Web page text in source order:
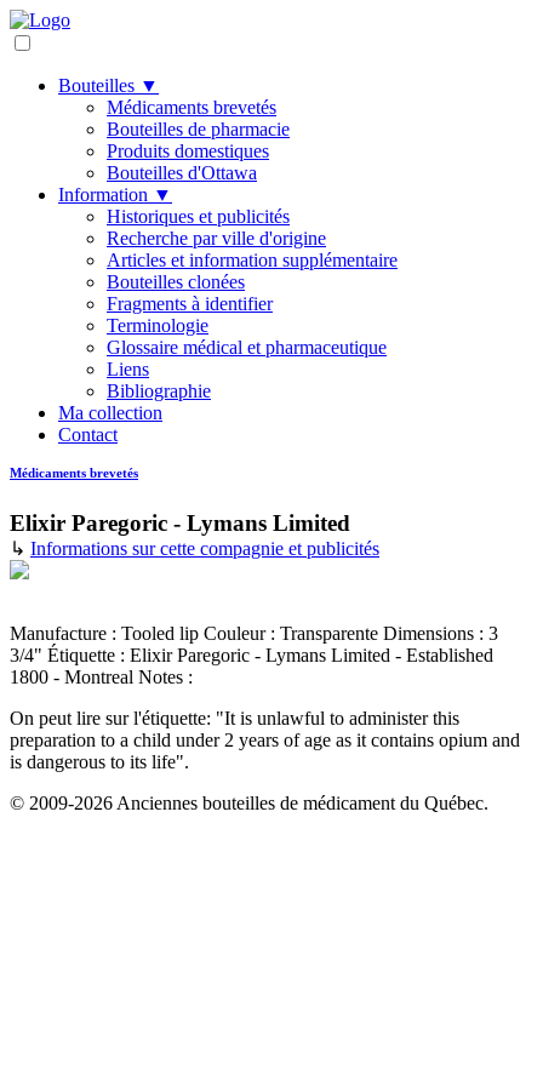
Bouteilles ▼
Médicaments brevetés
Bouteilles de pharmacie
Produits domestiques
Bouteilles d'Ottawa
Information ▼
Historiques et publicités
Recherche par ville d'origine
Articles et information supplémentaire
Bouteilles clonées
Fragments à identifier
Terminologie
Glossaire médical et pharmaceutique
Liens
Bibliographie
Ma collection
Contact
Médicaments brevetés
Elixir Paregoric - Lymans Limited
↳ Informations sur cette compagnie et publicités
Manufacture : Tooled lip Couleur : Transparente Dimensions : 3
3/4" Étiquette : Elixir Paregoric - Lymans Limited - Established
1800 - Montreal Notes :
On peut lire sur l'étiquette: "It is unlawful to administer this
preparation to a child under 2 years of age as it contains opium and
is dangerous to its life".
© 2009-2026 Anciennes bouteilles de médicament du Québec.